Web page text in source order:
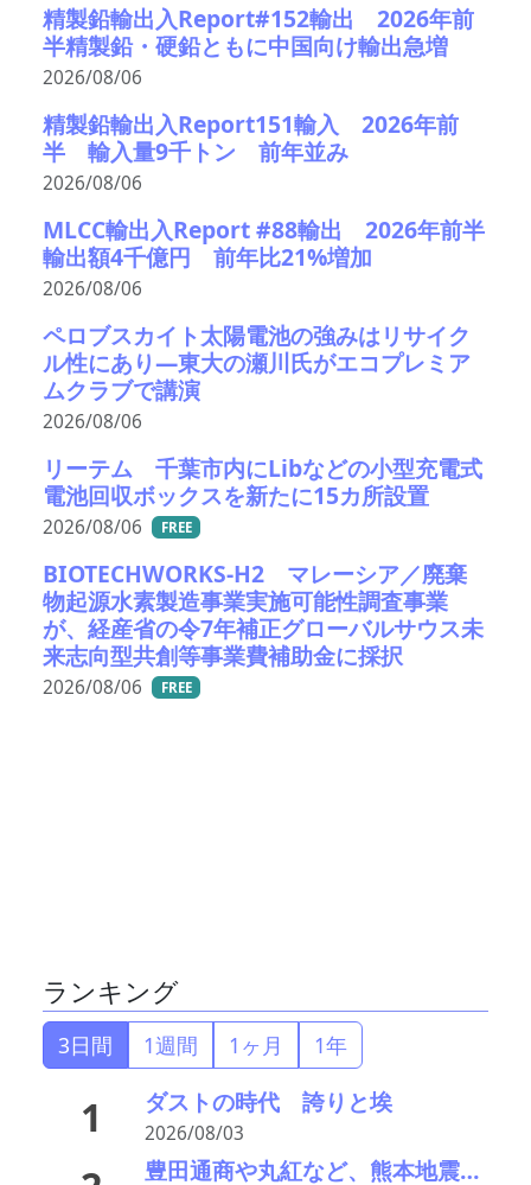
精製鉛輸出入Report#152輸出 2026年前
半精製鉛・硬鉛ともに中国向け輸出急増
2026/08/06
精製鉛輸出入Report151輸入 2026年前
半 輸入量9千トン 前年並み
2026/08/06
MLCC輸出入Report #88輸出 2026年前半
輸出額4千億円 前年比21%増加
2026/08/06
ペロブスカイト太陽電池の強みはリサイク
ル性にあり―東大の瀬川氏がエコプレミア
ムクラブで講演
2026/08/06
リーテム 千葉市内にLibなどの小型充電式
電池回収ボックスを新たに15カ所設置
2026/08/06 FREE
BIOTECHWORKS-H2 マレーシア／廃棄
物起源水素製造事業実施可能性調査事業
が、経産省の令7年補正グローバルサウス未
来志向型共創等事業費補助金に採択
2026/08/06 FREE
ランキング
3日間 1週間 1ヶ月 1年
1 ダストの時代 誇りと埃
2026/08/03
豊田通商や丸紅など、熊本地震被害に支援・義援金